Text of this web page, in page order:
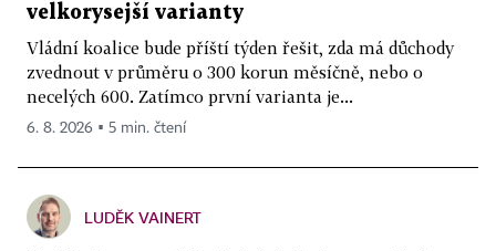
velkorysejší varianty
Vládní koalice bude příští týden řešit, zda má důchody
zvednout v průměru o 300 korun měsíčně, nebo o
necelých 600. Zatímco první varianta je...
6. 8. 2026 ▪ 5 min. čtení
LUDĚK VAINERT